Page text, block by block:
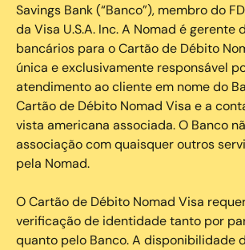
Savings Bank (“Banco”), membro do
da Visa U.S.A. Inc. A Nomad é gerente
bancários para o Cartão de Débito
única e exclusivamente responsável
atendimento ao cliente em nome do
Cartão de Débito Nomad Visa e a
vista americana associada. O Banco
associação com quaisquer outros
pela Nomad.
O Cartão de Débito Nomad Visa
verificação de identidade tanto por
quanto pelo Banco. A disponibilidade